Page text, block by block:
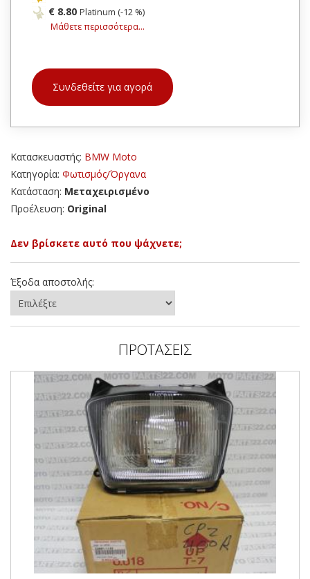
€ 8.80 Platinum (-12 %)
Μάθετε περισσότερα...
Συνδεθείτε για αγορά
Κατασκευαστής: BMW Moto
Κατηγορία: Φωτισμός/Όργανα
Κατάσταση: Μεταχειρισμένο
Προέλευση: Original
Δεν βρίσκετε αυτό που ψάχνετε;
Έξοδα αποστολής:
ΠΡΟΤΑΣΕΙΣ